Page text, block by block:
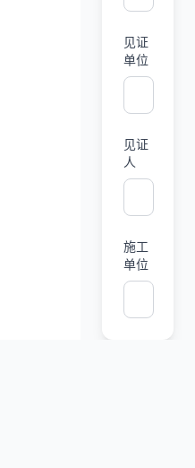
见证
单位
见证
人
施工
单位